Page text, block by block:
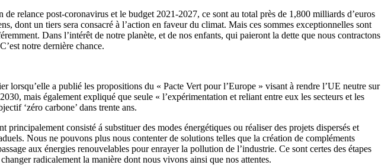
relance post-coronavirus et le budget 2021-2027, ce sont au total près de 1,800 milliards d’euros
dont un tiers sera consacré à l’action en faveur du climat. Mais ces sommes exceptionnelles sont
Dans l’intérêt de notre planète, et de nos enfants, qui paieront la dette que nous contractons
notre dernière chance.
a publié les propositions du « Pacte Vert pour l’Europe » visant à rendre l’UE neutre sur
mais également expliqué que seule « l’expérimentation et reliant entre eux les secteurs et les
‘zéro carbone’ dans trente ans.
consisté á substituer des modes énergétiques ou réaliser des projets dispersés et
Nous ne pouvons plus nous contenter de solutions telles que la création de compléments
aux énergies renouvelables pour enrayer la pollution de l’industrie. Ce sont certes des étapes
radicalement la manière dont nous vivons ainsi que nos attentes.